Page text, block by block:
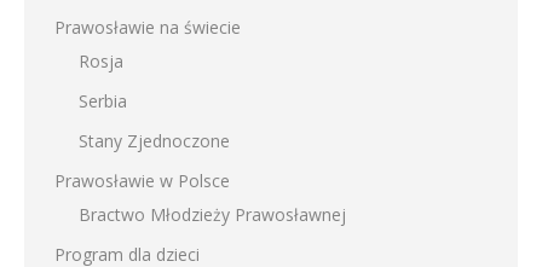
Prawosławie na świecie
Rosja
Serbia
Stany Zjednoczone
Prawosławie w Polsce
Bractwo Młodzieży Prawosławnej
Program dla dzieci